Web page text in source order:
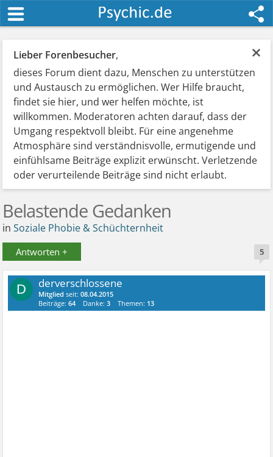
×
Lieber Forenbesucher,
dieses Forum dient dazu, Menschen zu unterstützen
und Austausch zu ermöglichen. Wer Hilfe braucht,
findet sie hier, und wer helfen möchte, ist
willkommen. Moderatoren achten darauf, dass der
Umgang respektvoll bleibt. Für eine angenehme
Atmosphäre sind verständnisvolle, ermutigende und
einfühlsame Beiträge explizit erwünscht. Verletzende
oder verurteilende Beiträge sind nicht erlaubt.
Belastende Gedanken
inSoziale Phobie & Schüchternheit
Antworten + 5
D derverschlossene
Mitglied seit:08.04.2015
Beiträge:64 Danke:3 Themen: 13